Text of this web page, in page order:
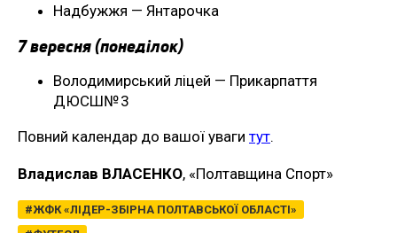
Надбужжя — Янтарочка
7 вересня (понеділок)
Володимирський ліцей — Прикарпаття
ДЮСШ№ 3
Повний календар до вашої уваги тут.
Владислав ВЛАСЕНКО, «Полтавщина Спорт»
ЖФК «ЛІДЕР-ЗБІРНА ПОЛТАВСЬКОЇ ОБЛАСТІ»